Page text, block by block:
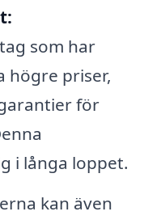
som har
högre priser,
för
i långa loppet.
kan även